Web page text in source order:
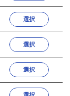
選択
選択
選択